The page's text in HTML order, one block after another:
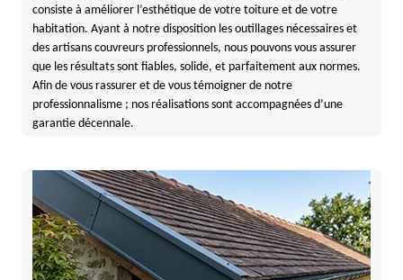
consiste à améliorer l’esthétique de votre toiture et de votre
habitation. Ayant à notre disposition les outillages nécessaires et
des artisans couvreurs professionnels, nous pouvons vous assurer
que les résultats sont fiables, solide, et parfaitement aux normes.
Afin de vous rassurer et de vous témoigner de notre
professionnalisme ; nos réalisations sont accompagnées d’une
garantie décennale.